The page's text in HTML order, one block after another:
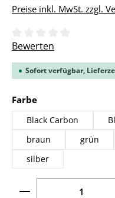
Preise inkl. MwSt. zzgl.
Durchschnittliche
Bewerten
Sofort verfügbar,
Farbeauswählen
Black Carbon
braun
grün
silber
Produkt Anzahl: